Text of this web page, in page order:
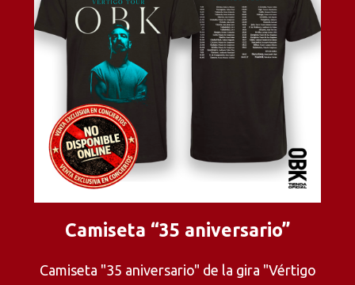
Camiseta “35 aniversario”
Camiseta "35 aniversario" de la gira "Vértigo